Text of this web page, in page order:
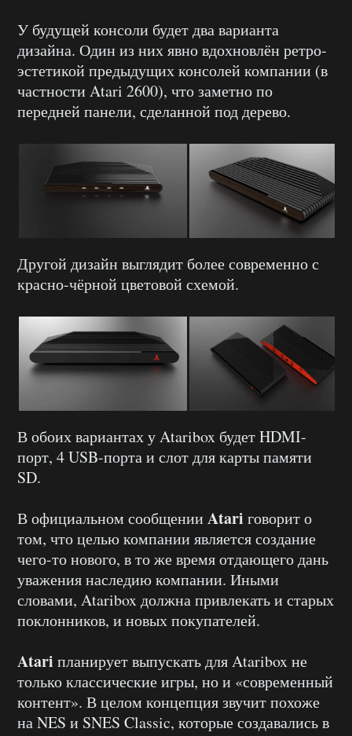
У будущей консоли будет два варианта
дизайна. Один из них явно вдохновлён ретро-
эстетикой предыдущих консолей компании (в
частности Atari 2600), что заметно по
передней панели, сделанной под дерево.
Другой дизайн выглядит более современно с
красно-чёрной цветовой схемой.
В обоих вариантах у Ataribox будет HDMI-
порт, 4 USB-порта и слот для карты памяти
SD.
В официальном сообщении Atari говорит о
том, что целью компании является создание
чего-то нового, в то же время отдающего дань
уважения наследию компании. Иными
словами, Ataribox должна привлекать и старых
поклонников, и новых покупателей.
Atari планирует выпускать для Ataribox не
только классические игры, но и «современный
контент». В целом концепция звучит похоже
на NES и SNES Classic, которые создавались в